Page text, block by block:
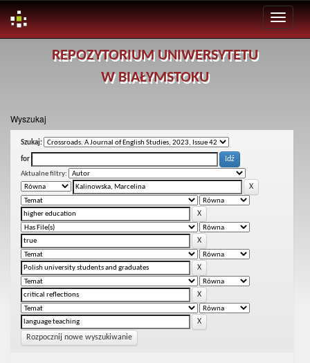
REPOZYTORIUM UNIWERSYTETU
W BIAŁYMSTOKU
Wyszukaj
Szukaj:
for
Aktualne filtry:
Rozpocznij nowe wyszukiwanie